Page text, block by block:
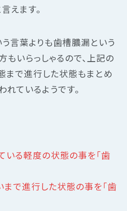
えます。
言葉よりも歯槽膿漏という
いらっしゃるので、上記の
まで進行した状態もまとめ
ているようです。
いる軽度の状態の事を「歯
で進行した状態の事を「歯